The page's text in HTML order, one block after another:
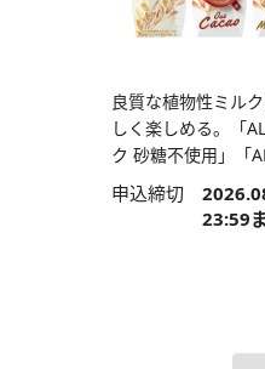
良質な植物性ミル
しく楽しめる。「
ク 砂糖不使用」「
申込締切
23:59